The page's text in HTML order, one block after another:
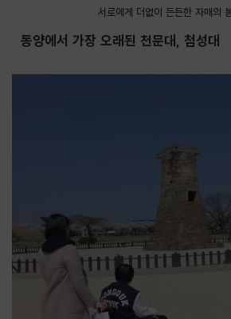
서로에게 더없이 든든한 자매의
동양에서 가장 오래된 천문대, 첨성대